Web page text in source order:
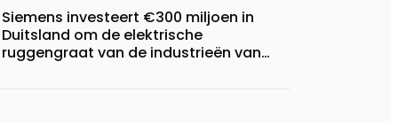
Siemens investeert €300 miljoen in
Duitsland om de elektrische
ruggengraat van de industrieën van